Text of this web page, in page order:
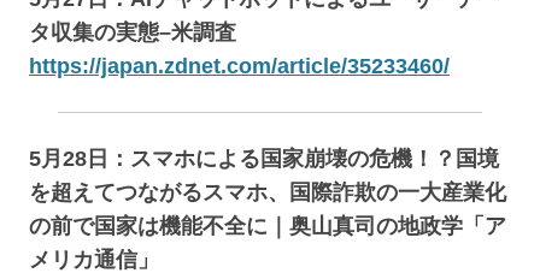
タ収集の実態–米調査
https://japan.zdnet.com/article/35233460/
5月28日：スマホによる国家崩壊の危機！？国境
を超えてつながるスマホ、国際詐欺の一大産業化
の前で国家は機能不全に｜奥山真司の地政学「ア
メリカ通信」